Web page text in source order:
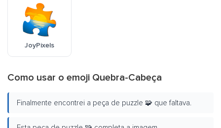
JoyPixels
Como usar o emoji Quebra-Cabeça
Finalmente encontrei a peça de puzzle 🧩 que faltava.